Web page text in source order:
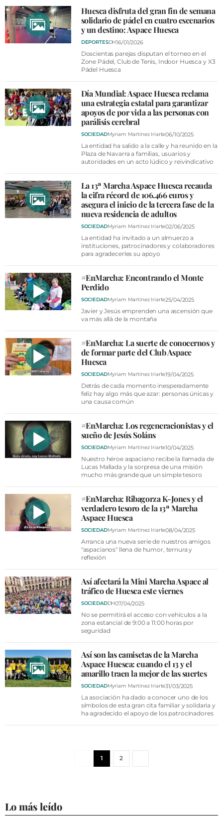
Huesca disfruta del gran fin de semana
solidario de pádel en cuatro escenarios
y un destino: Aspace Huesca
DEPORTESDH16/01/2026
Doscientas parejas disputan el torneo en el
Zone Pádel, Club de Tenis, Indoor Huesca y X3
Pádel Huesca
Día Mundial: Aspace Huesca reclama
una estrategia estatal para garantizar
apoyos de por vida a las personas con
parálisis cerebral
SOCIEDADMyriam Martínez Iriarte06/10/2025
La entidad ha salido a la calle y ha reunido en la
Plaza de Navarra a familias, usuarios y
autoridades en un acto lúdico y reivindicativo
La 13ª Marcha Aspace Huesca recauda
la cifra récord de 106.466 euros y
asegura el inicio de la tercera fase de la
nueva residencia de adultos
SOCIEDADMyriam Martínez Iriarte02/06/2025
La entidad ha invitado a un almuerzo a
instituciones, patrocinadores y colaboradores
para agradecerles su apoyo
#EnMarcha: Encontrando el Monte
Perdido
SOCIEDADMyriam Martínez Iriarte25/04/2025
Javier y Jesús emprenden una ascensión que
va más allá de la montaña
#EnMarcha: La suerte de conocernos y
de formar parte del Club Aspace
Huesca
SOCIEDADMyriam Martínez Iriarte19/04/2025
Detrás de cada momento inesperadamente
feliz hay algo más que azar: personas únicas y
una causa común
#EnMarcha: Los regeneracionistas y el
sueño de Jesús Soláns
SOCIEDADMyriam Martínez Iriarte10/04/2025
Nuestro héroe aspaciano recibe la llamada de
Lucas Mallada y la sorpresa de una misión
mucho más grande que un simple tesoro
#EnMarcha: Ribagorza K-Jones y el
verdadero tesoro de la 13ª Marcha
Aspace Huesca
SOCIEDADMyriam Martínez Iriarte08/04/2025
Arranca una nueva serie de nuestros amigos
"aspacianos" llena de humor, ternura y
reflexión
Así afectará la Mini Marcha Aspace al
tráfico de Huesca este viernes
SOCIEDADDH07/04/2025
No se permitirá el acceso con vehículos a la
zona estancial de 9:00 a 11:00 horas por
seguridad
Así son las camisetas de la Marcha
Aspace Huesca: cuando el 13 y el
amarillo traen la mejor de las suertes
SOCIEDADMyriam Martínez Iriarte31/03/2025
La asociación ha dado a conocer uno de los
símbolos de esta gran cita familiar y solidaria y
ha agradecido el apoyo de los patrocinadores
1 2
Lo más leído